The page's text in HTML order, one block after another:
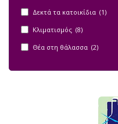
Δεκτά τα κατοικίδια (1)
Κλιματισμός (8)
Θέα στη θάλασσα (2)